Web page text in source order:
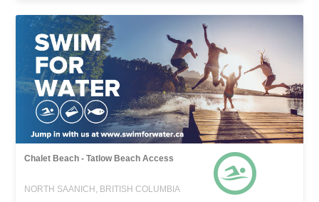
Chalet Beach - Tatlow Beach Access
NORTH SAANICH, BRITISH COLUMBIA